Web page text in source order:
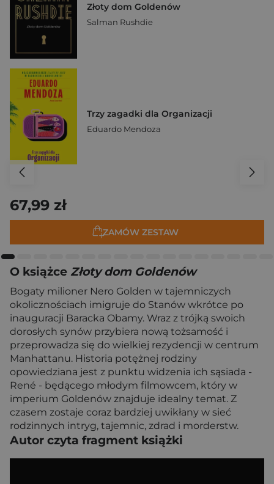
Złoty dom Goldenów
Salman Rushdie
Trzy zagadki dla Organizacji
Eduardo Mendoza
67,99 zł
ZAMÓW ZESTAW
O książce Złoty dom Goldenów
Bogaty milioner Nero Golden w tajemniczych
okolicznościach imigruje do Stanów wkrótce po
inauguracji Baracka Obamy. Wraz z trójką swoich
dorosłych synów przybiera nową tożsamość i
przeprowadza się do wielkiej rezydencji w centrum
Manhattanu. Historia potężnej rodziny
opowiedziana jest z punktu widzenia ich sąsiada -
René - będącego młodym filmowcem, który w
imperium Goldenów znajduje idealny temat. Z
czasem zostaje coraz bardziej uwikłany w sieć
rodzinnych intryg, tajemnic, zdrad i morderstw.
Autor czyta fragment książki